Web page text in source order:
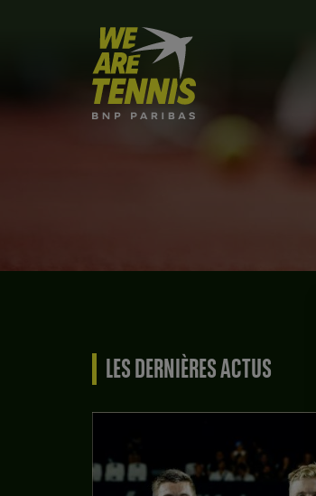
We
are
Tennis
by
BNP
LES DERNIÈRES ACTUS